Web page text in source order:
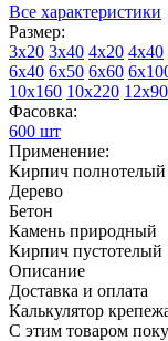
Все характеристики
Размер:
3х20 3х40 4х20 4х40
6х40 6х50 6х60
10х160 10х220 12х90
Фасовка:
600 шт
Применение:
Кирпич полнотелый
Дерево
Бетон
Камень природный
Кирпич пустотелый
Описание
Доставка и оплата
Калькулятор
С этим товаром